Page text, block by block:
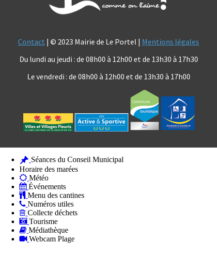
Contact | © 2023 Mairie de Le Portel | Mentions légales
Du lundi au jeudi : de 08h00 à 12h00 et de 13h30 à 17h30
Le vendredi : de 08h00 à 12h00 et de 13h30 à 17h00
Séances du Conseil Municipal
Horaire des marées
Météo
Événements
Menu des cantines
Numéros utiles
Collecte déchets
Tourisme
Médiathèque
Webcam Plage